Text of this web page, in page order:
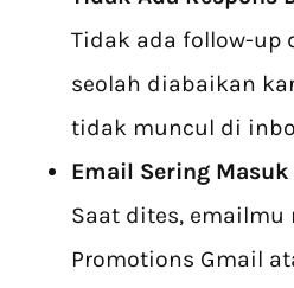
Tidak ada follow-up
seolah diabaikan
tidak muncul di
Email Sering
Saat dites, emailmu
Promotions Gmail